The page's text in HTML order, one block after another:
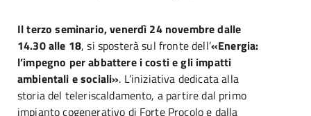
Il terzo seminario, venerdì 24 novembre dalle
14.30 alle 18, si sposterà sul fronte dell’«Energia:
l’impegno per abbattere i costi e gli impatti
ambientali e sociali». L’iniziativa dedicata alla
storia del teleriscaldamento, a partire dal primo
impianto cogenerativo di Forte Procolo e dalla